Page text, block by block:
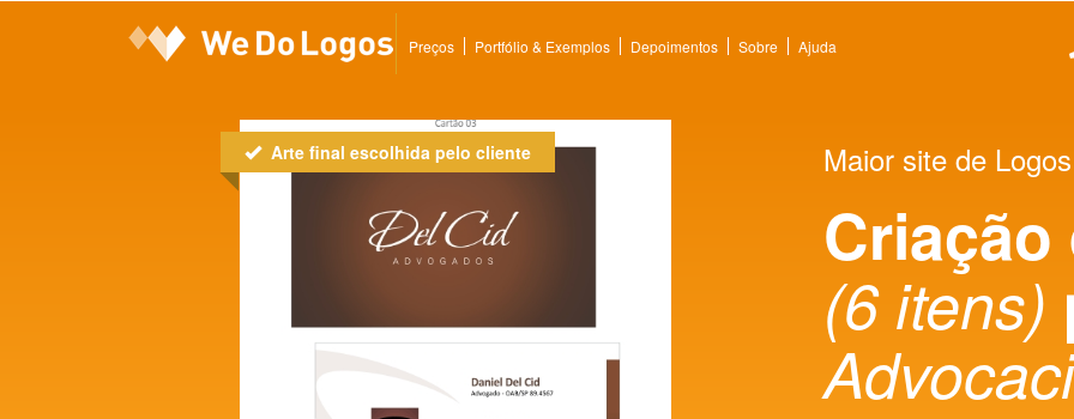
Preços Portfólio & Exemplos Depoimentos Sobre Ajuda
Arte final escolhida pelo cliente Maior site de
Criação
(6 itens)